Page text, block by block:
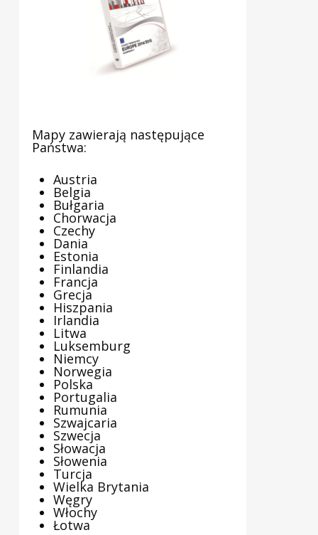
Mapy zawierają następujące
Państwa:
Austria
Belgia
Bułgaria
Chorwacja
Czechy
Dania
Estonia
Finlandia
Francja
Grecja
Hiszpania
Irlandia
Litwa
Luksemburg
Niemcy
Norwegia
Polska
Portugalia
Rumunia
Szwajcaria
Szwecja
Słowacja
Słowenia
Turcja
Wielka Brytania
Węgry
Włochy
Łotwa